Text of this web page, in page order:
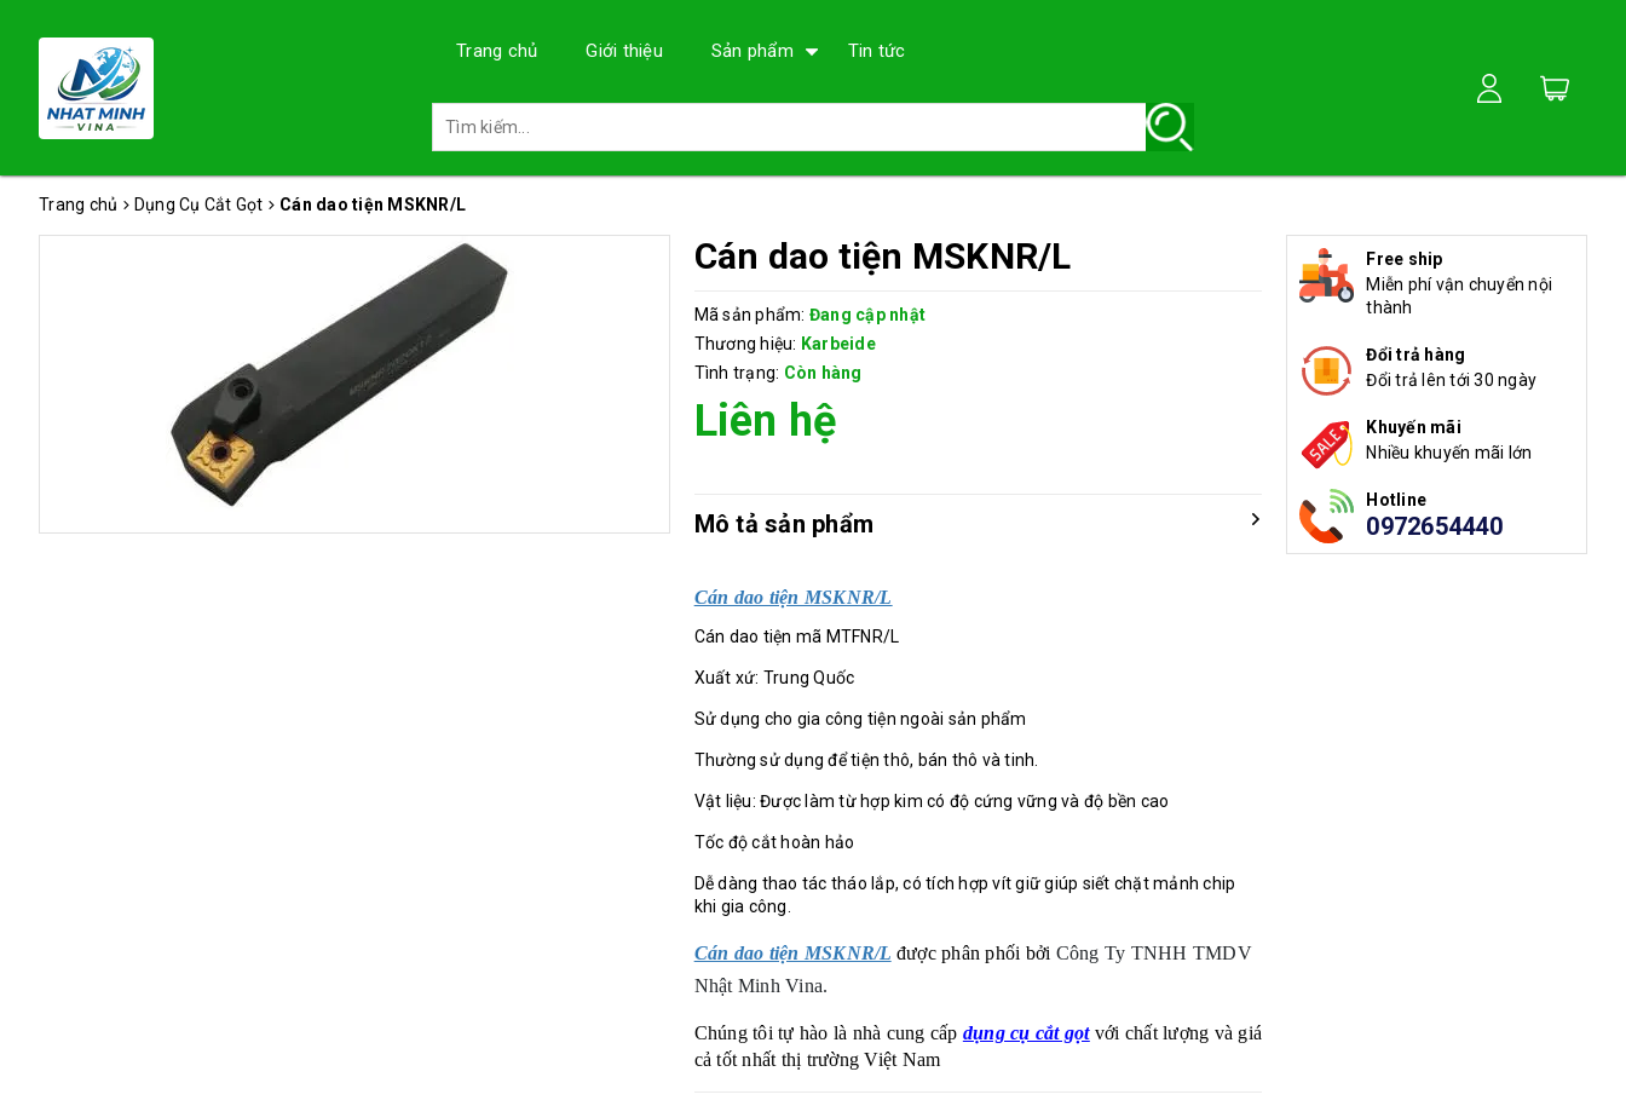
Trang chủ Giới thiệu Sản phẩm Tin tức
Trang chủ Dụng Cụ Cắt Gọt Cán dao tiện MSKNR/L
Cán dao tiện MSKNR/L
Mã sản phẩm: Đang cập nhật
Thương hiệu: Karbeide
Tình trạng: Còn hàng
Liên hệ
Mô tả sản phẩm
Cán dao tiện MSKNR/L
Cán dao tiện mã MTFNR/L
Xuất xứ: Trung Quốc
Sử dụng cho gia công tiện ngoài sản phẩm
Thường sử dụng để tiện thô, bán thô và tinh.
Vật liệu: Được làm từ hợp kim có độ cứng vững và độ bền cao
Tốc độ cắt hoàn hảo
Dễ dàng thao tác tháo lắp, có tích hợp vít giữ giúp siết chặt mảnh chip
khi gia công.
Cán dao tiện MSKNR/L được phân phối bởi Công Ty TNHH TMDV
Nhật Minh Vina.
Chúng tôi tự hào là nhà cung cấp dụng cụ cắt gọt với chất lượng và giá
cả tốt nhất thị trường Việt Nam
Free ship
Miễn phí vận chuyển nội
thành
Đổi trả hàng
Đổi trả lên tới 30 ngày
Khuyến mãi
Nhiều khuyến mãi lớn
Hotline
0972654440